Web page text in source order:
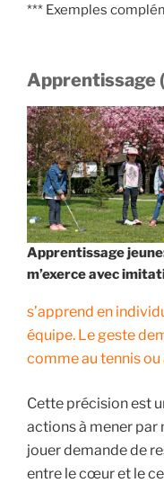
*** Exemples
Apprentissage
Apprentissage
m’exerce avec
s’apprend en
équipe. Le geste
comme au tennis
Cette précision est
actions à mener par
jouer demande de
entre le cœur et le